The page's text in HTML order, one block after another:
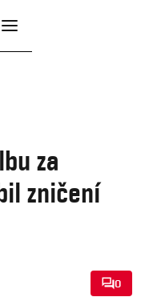
za
zničení
0